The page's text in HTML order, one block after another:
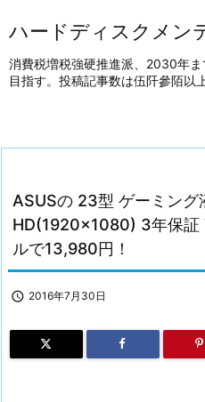
ハードディスクメン
消費税増税強硬推進派、2030年
目指す。投稿記事数は伍阡參陌以
ASUSの 23型 ゲーミング
HD(1920×1080) 3年保証
ルで13,980円！
 2016年7月30日